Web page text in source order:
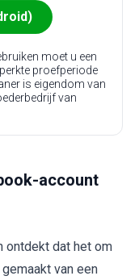
moet u een
proefperiode
is eigendom van
van
account
ontdekt dat het om
van een